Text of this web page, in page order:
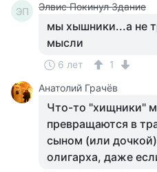
ЭП Элвис Покинул Здание
мы хышники...а не
мысли
6 лет
1
Анатолий Грачёв
Что-то "хищники"
превращаются в
сыном (или
олигарха, даже